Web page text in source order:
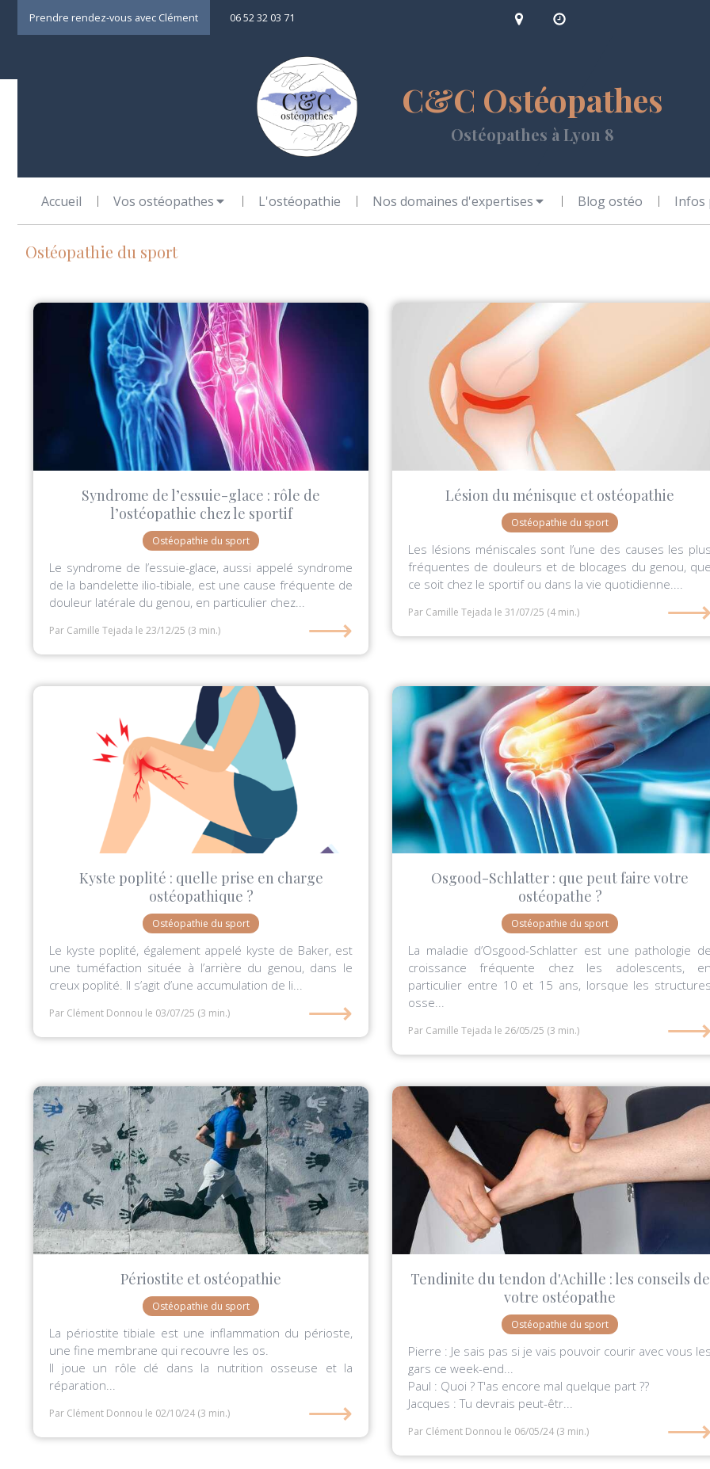
Prendre rendez-vous avec Clément 06 52 32 03 71
C&C Ostéopathes
Ostéopathes à Lyon 8
Accueil Vos ostéopathes L'ostéopathie Nos domaines d'expertises Blog ostéo Infos
Ostéopathie du sport
Syndrome de l’essuie-glace : rôle de
l’ostéopathie chez le sportif
Ostéopathie du sport
Le syndrome de l’essuie-glace, aussi appelé syndrome
de la bandelette ilio-tibiale, est une cause fréquente de
douleur latérale du genou, en particulier chez...
Par Camille Tejada le 23/12/25 (3 min.) ⟶
Lésion du ménisque et ostéopathie
Ostéopathie du sport
Les lésions méniscales sont l’une des causes les
fréquentes de douleurs et de blocages du genou,
ce soit chez le sportif ou dans la vie quotidienne....
Par Camille Tejada le 31/07/25 (4 min.)
Kyste poplité : quelle prise en charge
ostéopathique ?
Ostéopathie du sport
Le kyste poplité, également appelé kyste de Baker, est
une tuméfaction située à l’arrière du genou, dans le
creux poplité. Il s’agit d’une accumulation de li...
Par Clément Donnou le 03/07/25 (3 min.) ⟶
Osgood-Schlatter : que peut faire votre
ostéopathe ?
Ostéopathie du sport
La maladie d’Osgood-Schlatter est une pathologie
croissance fréquente chez les adolescents,
particulier entre 10 et 15 ans, lorsque les
osse...
Par Camille Tejada le 26/05/25 (3 min.)
Périostite et ostéopathie
Ostéopathie du sport
La périostite tibiale est une inflammation du périoste,
une fine membrane qui recouvre les os.
Il joue un rôle clé dans la nutrition osseuse et la
réparation...
Par Clément Donnou le 02/10/24 (3 min.) ⟶
Tendinite du tendon d'Achille : les conseils de
votre ostéopathe
Ostéopathie du sport
Pierre : Je sais pas si je vais pouvoir courir avec vous
gars ce week-end...
Paul : Quoi ? T'as encore mal quelque part ??
Jacques : Tu devrais peut-êtr...
Par Clément Donnou le 06/05/24 (3 min.)